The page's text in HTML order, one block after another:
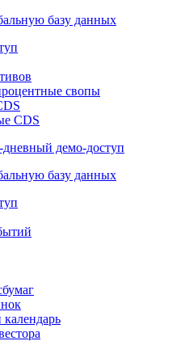
базу данных
свопы
CDS
дневный демо-доступ
базу данных